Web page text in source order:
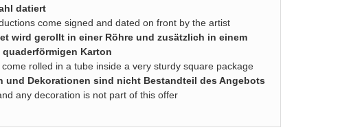
datiert
come signed and dated on front by the artist
wird gerollt in einer Röhre und zusätzlich in einem
Karton
come rolled in a tube inside a very sturdy square package
und Dekorationen sind nicht Bestandteil des Angebots
any decoration is not part of this offer